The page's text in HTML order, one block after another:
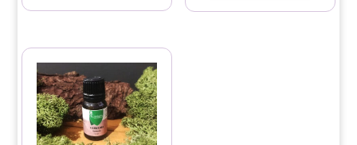
Este
producto
tiene
múltiples